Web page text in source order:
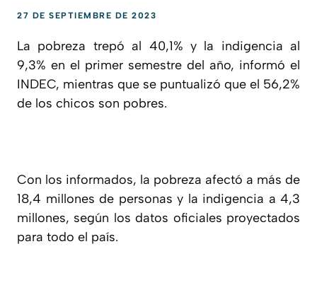
27 DE SEPTIEMBRE DE 2023
La pobreza trepó al 40,1% y la indigencia al
9,3% en el primer semestre del año, informó el
INDEC, mientras que se puntualizó que el 56,2%
de los chicos son pobres.
Con los informados, la pobreza afectó a más de
18,4 millones de personas y la indigencia a 4,3
millones, según los datos oficiales proyectados
para todo el país.